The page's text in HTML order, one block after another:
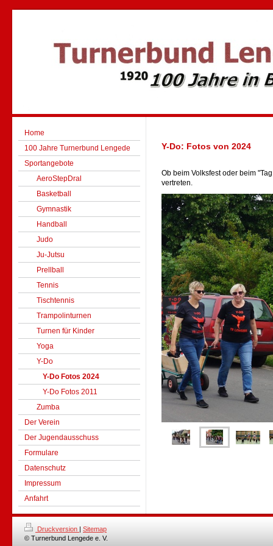
Home
100 Jahre Turnerbund Lengede
Sportangebote
AeroStepDral
Basketball
Gymnastik
Handball
Judo
Ju-Jutsu
Prellball
Tennis
Tischtennis
Trampolinturnen
Turnen für Kinder
Yoga
Y-Do
Y-Do Fotos 2024
Y-Do Fotos 2011
Zumba
Der Verein
Der Jugendausschuss
Formulare
Datenschutz
Impressum
Anfahrt
Y-Do: Fotos von 2024
Ob beim Volksfest oder beim
vertreten.
Druckversion | Sitemap
© Turnerbund Lengede e. V.